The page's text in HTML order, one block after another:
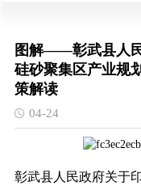
图解——彰武县人
硅砂聚集区产业规
策解读
04-24
彰武县人民政府关于